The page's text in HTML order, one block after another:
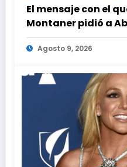
El mensaje con el
Montaner pidió a
Espriella ayudar a
Agosto 9, 2026